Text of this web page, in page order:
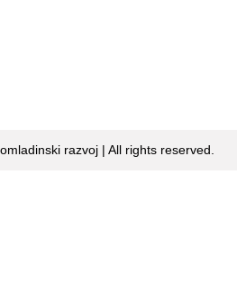
razvoj | All rights reserved.